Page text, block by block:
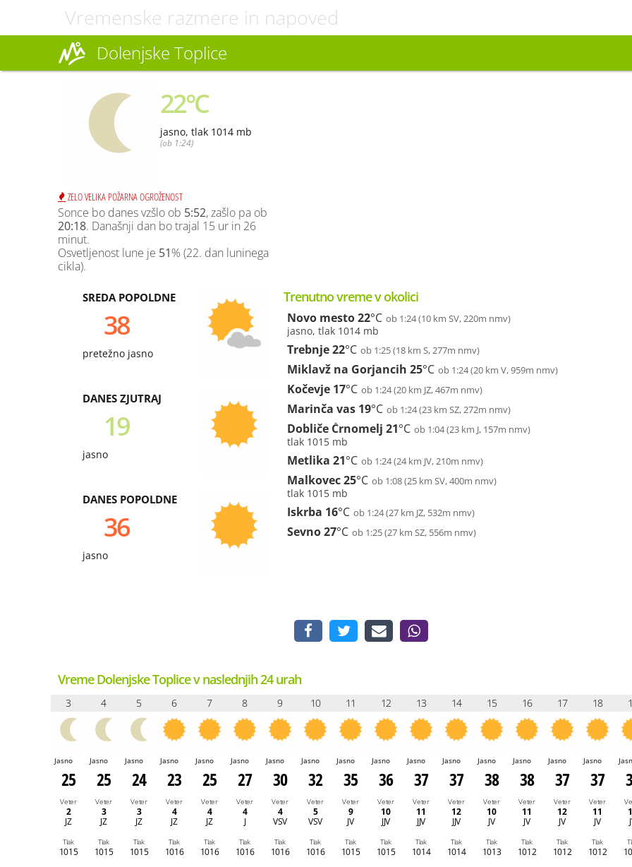
Vremenske razmere in napoved
Dolenjske Toplice
22°C
jasno, tlak 1014 mb
(ob 1:24)
ZELO VELIKA POŽARNA OGROŽENOST
Sonce bo danes vzšlo ob 5:52, zašlo pa ob
20:18. Današnji dan bo trajal 15 ur in 26
minut.
Osvetljenost lune je 51% (22. dan luninega
cikla).
SREDA POPOLDNE
38
pretežno jasno
DANES ZJUTRAJ
19
jasno
DANES POPOLDNE
36
jasno
Trenutno vreme v okolici
Novo mesto22°C ob 1:24 (10 km SV, 220m nmv)
jasno, tlak 1014 mb
Trebnje22°C ob 1:25 (18 km S, 277m nmv)
Miklavž na Gorjancih 25°C ob 1:24 (20 km V, 959m nmv)
Kočevje 17°C ob 1:24 (20 km JZ, 467m nmv)
Marinča vas 19°C ob 1:24 (23 km SZ, 272m nmv)
Dobliče Črnomelj 21°C ob 1:04 (23 km J, 157m nmv)
tlak 1015 mb
Metlika 21°C ob 1:24 (24 km JV, 210m nmv)
Malkovec25°C ob 1:08 (25 km SV, 400m nmv)
tlak 1015 mb
Iskrba 16°C ob 1:24 (27 km JZ, 532m nmv)
Sevno27°C ob 1:25 (27 km SZ, 556m nmv)
Vreme Dolenjske Toplice v naslednjih 24 urah
3 4 5 6 7 8 9 10 11 12 13 14 15 16 17 18
Jasno Jasno Jasno Jasno Jasno Jasno Jasno Jasno Jasno Jasno Jasno Jasno Jasno Jasno Jasno Jasno
25 25 24 23 25 27 30 32 35 36 37 37 38 38 37 37
Veter
2
JZ
Veter
3
JZ
Veter
3
JZ
Veter
4
JZ
Veter
4
JZ
Veter
4
J
Veter
4
VSV
Veter
5
VSV
Veter
9
JV
Veter
10
JJV
Veter
11
JJV
Veter
12
JJV
Veter
10
JV
Veter
11
JV
Veter
12
JV
Veter
11
JV
Tlak
1015
Tlak
1015
Tlak
1015
Tlak
1016
Tlak
1016
Tlak
1016
Tlak
1016
Tlak
1016
Tlak
1015
Tlak
1015
Tlak
1014
Tlak
1014
Tlak
1013
Tlak
1012
Tlak
1012
Tlak
1012